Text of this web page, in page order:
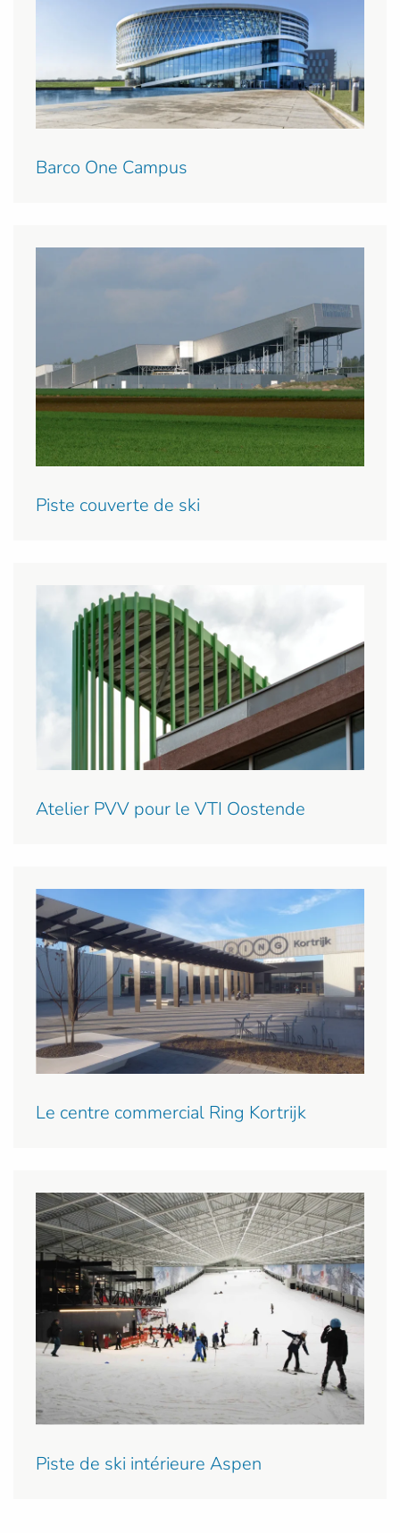
Barco One Campus
Piste couverte de ski
Atelier PVV pour le VTI Oostende
Le centre commercial Ring Kortrijk
Piste de ski intérieure Aspen